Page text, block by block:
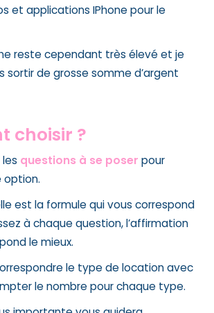
et applications IPhone pour le
reste cependant très élevé et je
sortir de grosse somme d’argent
choisir ?
questions à se poser pour
option.
est la formule qui vous correspond
à chaque question, l’affirmation
le mieux.
le type de location avec
le nombre pour chaque type.